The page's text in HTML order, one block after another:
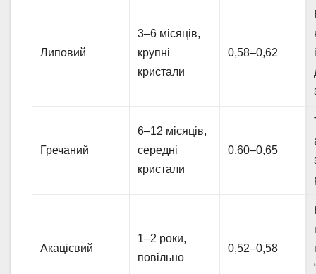
Липовий
3–6 місяців,
крупні
кристали
0,58–0,62
Гречаний
6–12 місяців,
середні
кристали
0,60–0,65
Акацієвий
1–2 роки,
повільно
0,52–0,58